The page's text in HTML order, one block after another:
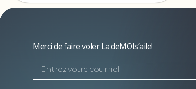
Merci de faire voler La deMOIs’aile!